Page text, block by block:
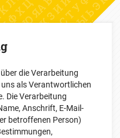
die Verarbeitung
als Verantwortlichen
Die Verarbeitung
Anschrift, E-Mail-
betroffenen Person)